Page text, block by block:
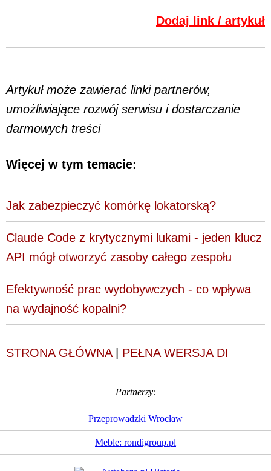
Dodaj link / artykuł
Artykuł może zawierać linki partnerów,
umożliwiające rozwój serwisu i dostarczanie
darmowych treści
Więcej w tym temacie:
Jak zabezpieczyć komórkę lokatorską?
Claude Code z krytycznymi lukami - jeden klucz
API mógł otworzyć zasoby całego zespołu
Efektywność prac wydobywczych - co wpływa
na wydajność kopalni?
STRONA GŁÓWNA| PEŁNA WERSJA DI
Partnerzy:
Przeprowadzki Wrocław
Meble: rondigroup.pl